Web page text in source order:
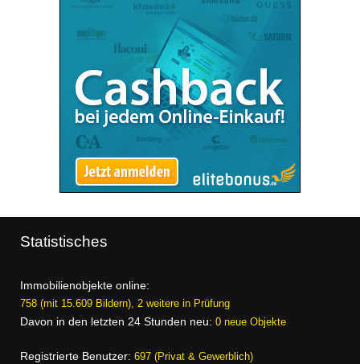
Statistisches
Immobilienobjekte online:
758 (mit 15.609 Bildern), 2 weitere in Prüfung
Davon in den letzten 24 Stunden neu: 0 neue Objekte
Registrierte Benutzer: 697 (Privat & Gewerblich)